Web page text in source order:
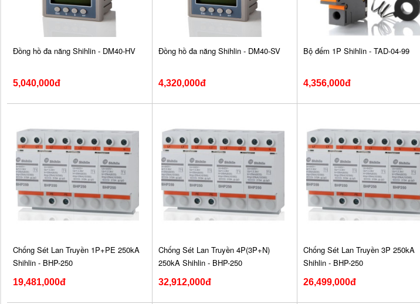
Đồng hồ đa năng Shihlin - DM40-HV
5,040,000đ
Đồng hồ đa năng Shihlin - DM40-SV
4,320,000đ
Bộ đếm 1P Shihlin - TAD-04-99
4,356,000đ
Chống Sét Lan Truyền 1P+PE 250kA
Shihlin - BHP-250
19,481,000đ
Chống Sét Lan Truyền 4P(3P+N)
250kA Shihlin - BHP-250
32,912,000đ
Chống Sét Lan Truyền 3P 250kA
Shihlin - BHP-250
26,499,000đ